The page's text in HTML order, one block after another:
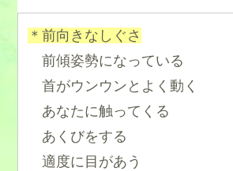
＊前向きなしぐさ
前傾姿勢になっている
首がウンウンとよく動く
あなたに触ってくる
あくびをする
適度に目があう